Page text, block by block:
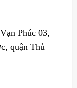
Phúc 03,
quận Thủ